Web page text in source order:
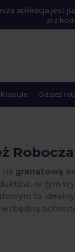
aplikacja jest
zł z
Koszule Odzież
na granatową
w tym
to